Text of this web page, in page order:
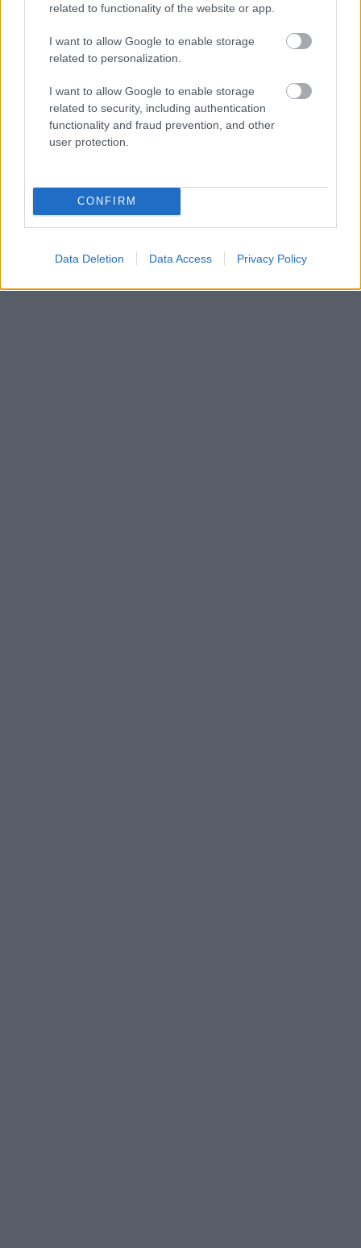
related to functionality of the website or app.
I want to allow Google to enable storage
related to personalization.
I want to allow Google to enable storage
related to security, including authentication
functionality and fraud prevention, and other
user protection.
CONFIRM
Data Deletion Data Access Privacy Policy